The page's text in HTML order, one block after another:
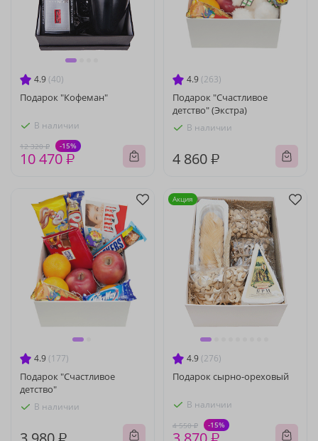
4.9 (40)
Подарок "Кофеман"
В наличии
12 320 ₽ -15%
10 470 ₽
4.9 (263)
Подарок "Счастливое
детство" (Экстра)
В наличии
4 860 ₽
4.9 (177)
Подарок "Счастливое
детство"
В наличии
4.9 (276)
Подарок сырно-ореховый
В наличии
4 550 ₽ -15%
Акция